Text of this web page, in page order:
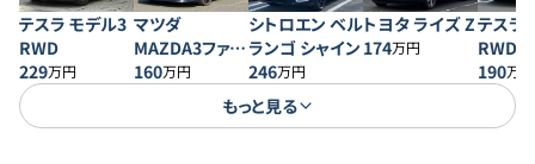
テスラ モデル3
RWD
229万円
マツダ
MAZDA3ファス
トバック 20S プ
ロアクティブ
160万円
シトロエン ベル
ランゴ シャイン
246万円
トヨタ ライズ Z
174万円
テスラ
RWD
190万円
もっと見る